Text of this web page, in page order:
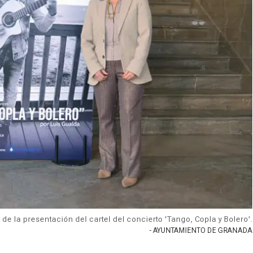
la presentación del cartel del concierto 'Tango, Copla y Bolero'.
- AYUNTAMIENTO DE GRANADA